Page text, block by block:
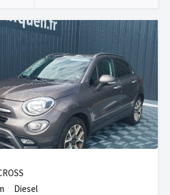
Diesel